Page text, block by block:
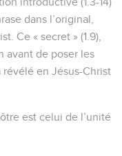
dans l’original,
Ce « secret » (1.9),
avant de poser les
révélé en Jésus-Christ
est celui de l’unité